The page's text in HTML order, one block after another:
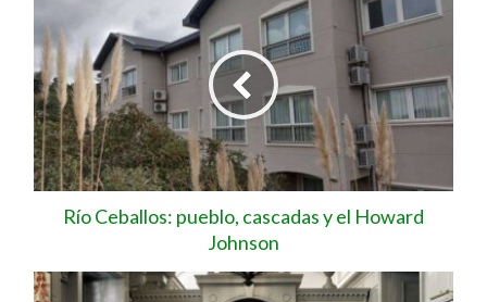
Río Ceballos: pueblo, cascadas y el Howard
Johnson